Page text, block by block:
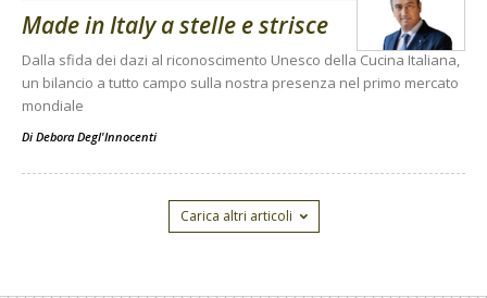
Made in Italy a stelle e strisce
Dalla sfida dei dazi al riconoscimento Unesco della Cucina Italiana,
un bilancio a tutto campo sulla nostra presenza nel primo mercato
mondiale
Di Debora Degl'Innocenti
Carica altri articoli